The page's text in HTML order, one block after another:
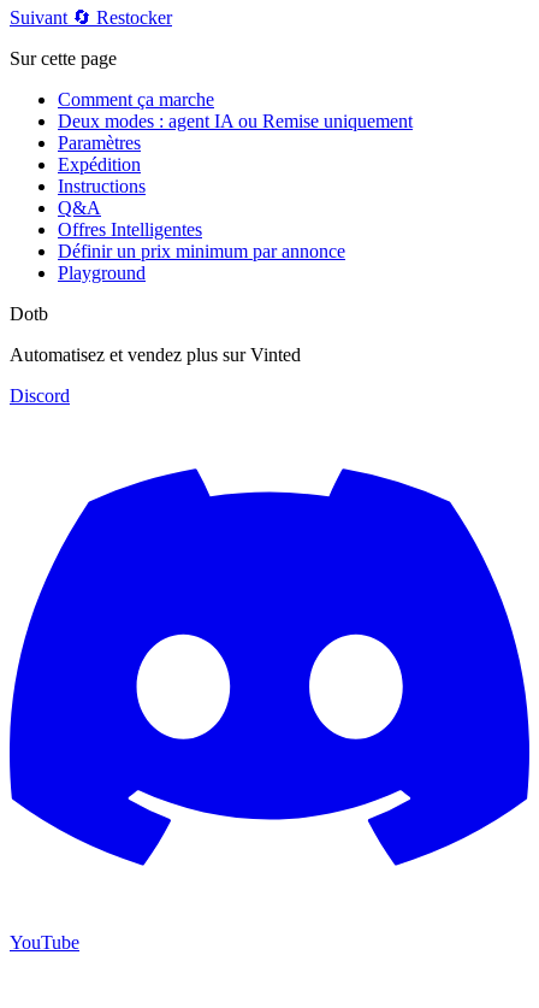
Suivant 🔄 Restocker
Sur cette page
Comment ça marche
Deux modes : agent IA ou Remise uniquement
Paramètres
Expédition
Instructions
Q&A
Offres Intelligentes
Définir un prix minimum par annonce
Playground
Dotb
Automatisez et vendez plus sur Vinted
Discord
YouTube